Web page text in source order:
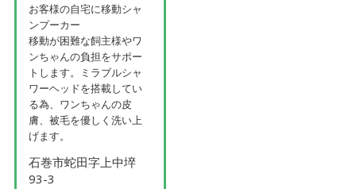
お客様の自宅に移動シャ
ンプーカー
移動が困難な飼主様やワ
ンちゃんの負担をサポー
トします。ミラブルシャ
ワーヘッドを搭載してい
る為、ワンちゃんの皮
膚、被毛を優しく洗い上
げます。
石巻市蛇田字上中埣
93-3